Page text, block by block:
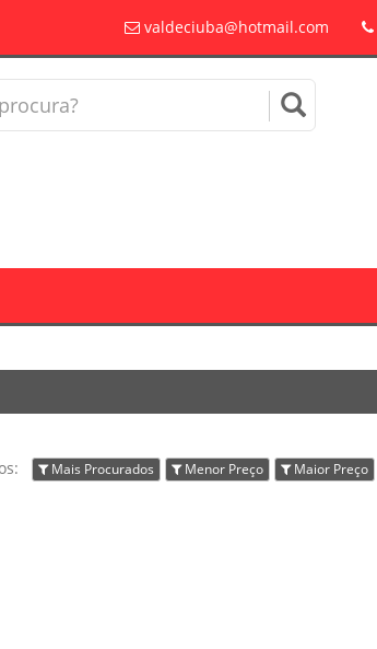
valdeciuba@hotmail.com
Mais Procurados Menor Preço Maior Preço